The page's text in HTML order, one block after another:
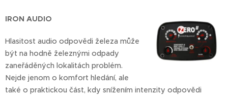
IRON AUDIO
Hlasitost audio odpovědi železa může
být na hodně železnými odpady
zaneřáděných lokalitách problém.
Nejde jenom o komfort hledání, ale
také o praktickou část, kdy snížením intenzity odpovědi